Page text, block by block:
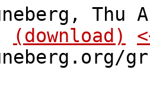
Thu
(download)